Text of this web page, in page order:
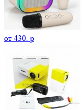
от 430. p